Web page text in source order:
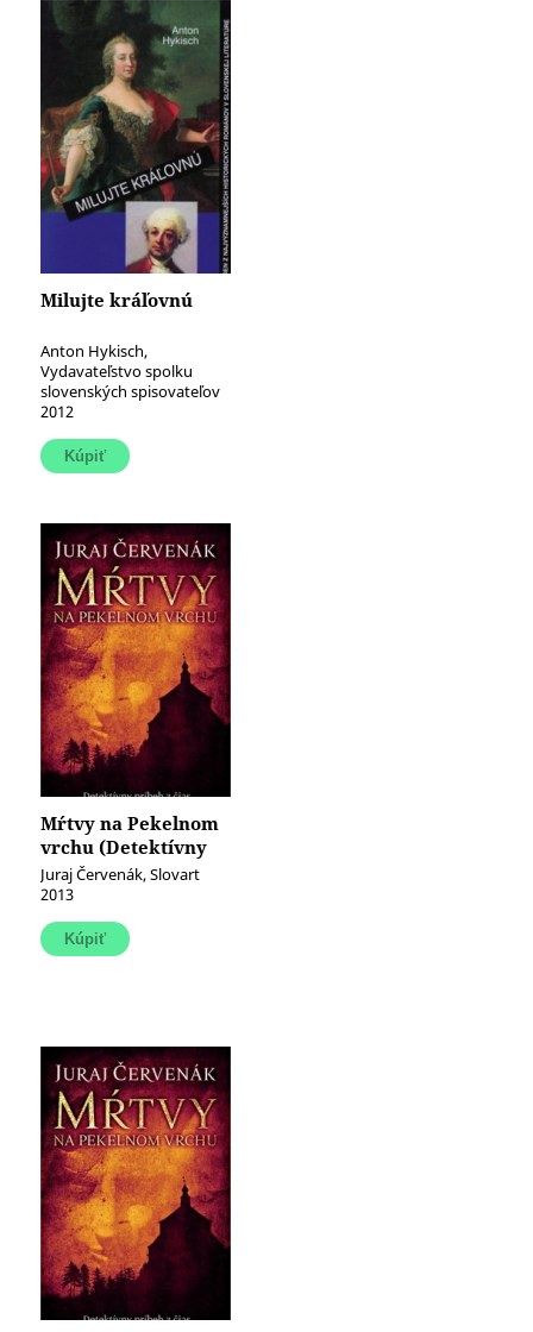
Milujte kráľovnú
Anton Hykisch,
Vydavateľstvo spolku
slovenských spisovateľov
2012
Mŕtvy na Pekelnom
vrchu (Detektívny
príbeh z čias
protitureckých
vojen)
Juraj Červenák, Slovart
2013